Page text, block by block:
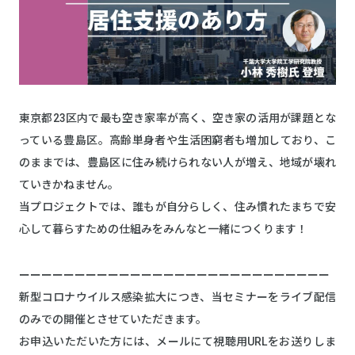
東京都23区内で最も空き家率が高く、空き家の活用が課題とな
っている豊島区。高齢単身者や生活困窮者も増加しており、こ
のままでは、豊島区に住み続けられない人が増え、地域が壊れ
ていきかねません。
当プロジェクトでは、誰もが自分らしく、住み慣れたまちで安
心して暮らすための仕組みをみんなと一緒につくります！
ーーーーーーーーーーーーーーーーーーーーーーーーーーーー
新型コロナウイルス感染拡大につき、当セミナーをライブ配信
のみでの開催とさせていただきます。
お申込いただいた方には、メールにて視聴用URLをお送りしま